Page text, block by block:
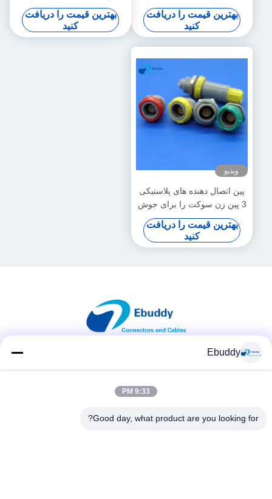
اتصالات کابل های پزشکی برای
مانیتور بیمار
بهترین قیمت را دریافت
کنید
پروب اکسیژن خون
بهترین قیمت را دریافت
کنید
ویدیو
پین اتصال دهنده های پلاستیکی
3 پین زن سوکت را برای جوش
PCB بکشید
بهترین قیمت را دریافت
کنید
تماس سریع
Ebuddy
9:33 PM
Good day, what product are you looking for?